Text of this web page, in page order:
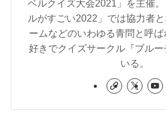
ベルクイズ大会2021」を主催
ルがすごい2022」では協力者
ームなどのいわゆる青問と呼
好きでクイズサークル『ブル
いる。